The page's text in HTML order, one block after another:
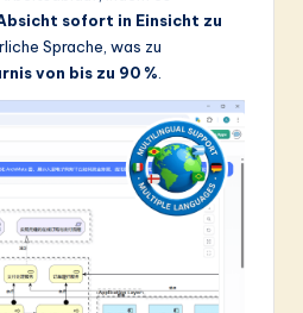
sofort in Einsicht zu
Sprache, was zu
von bis zu 90 %